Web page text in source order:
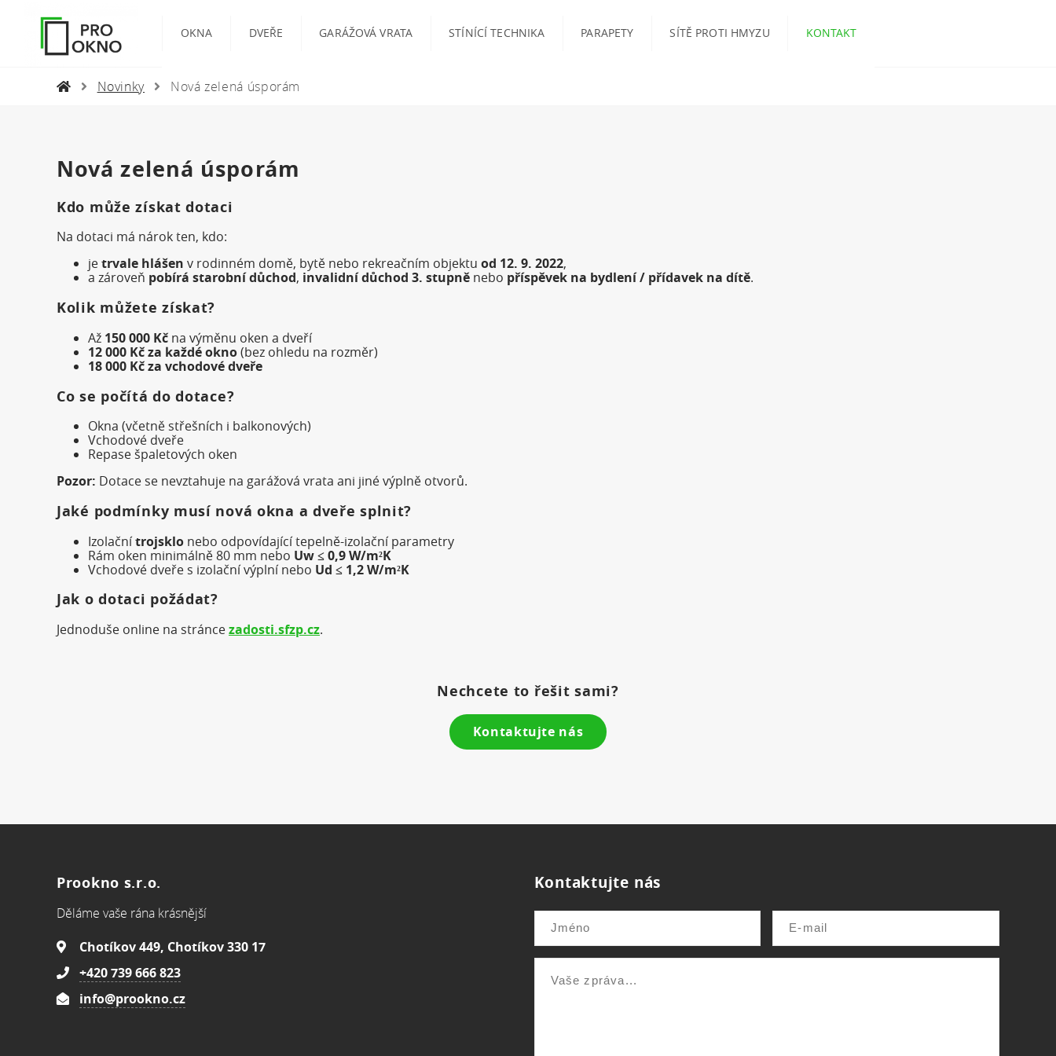
OKNA DVEŘE GARÁŽOVÁ VRATA STÍNÍCÍ TECHNIKA PARAPETY SÍTĚ PROTI HMYZU KONTAKT
Novinky Nová zelená úsporám
Nová zelená úsporám
Kdo může získat dotaci
Na dotaci má nárok ten, kdo:
jetrvale hlášen v rodinném domě, bytě nebo rekreačním objektu od 12. 9. 2022,
a zároveň pobírá starobní důchod, invalidní důchod 3. stupně nebo příspěvek na bydlení / přídavek na dítě.
Kolik můžete získat?
Až 150 000 Kč na výměnu oken a dveří
12 000 Kč za každé okno(bez ohledu na rozměr)
18 000 Kč za vchodové dveře
Co se počítá do dotace?
Okna (včetně střešních i balkonových)
Vchodové dveře
Repase špaletových oken
Pozor: Dotace se nevztahuje na garážová vrata ani jiné výplně otvorů.
Jaké podmínky musí nová okna a dveře splnit?
Izolačnítrojsklo nebo odpovídající tepelně-izolační parametry
Rám oken minimálně 80 mm nebo Uw ≤ 0,9 W/m²K
Vchodové dveře s izolační výplní nebo Ud ≤ 1,2 W/m²K
Jak o dotaci požádat?
Jednoduše online na stráncezadosti.sfzp.cz.
Nechcete to řešit sami?
Kontaktujte nás
Prookno s.r.o.
Děláme vaše rána krásnější
Chotíkov 449, Chotíkov 330 17
+420 739 666 823
info@prookno.cz
Kontaktujte nás